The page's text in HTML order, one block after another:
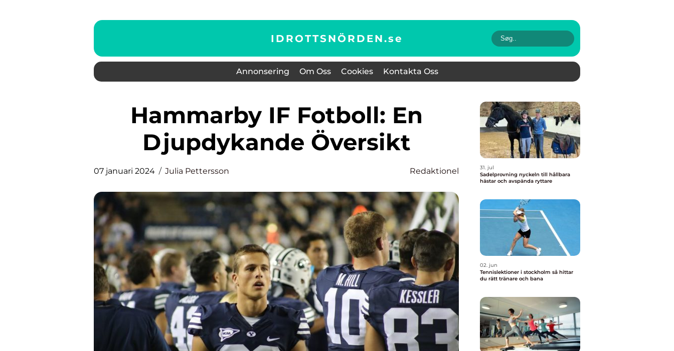
IDROTTSNÖRDEN.se
Annonsering Om Oss Cookies Kontakta Oss
Hammarby IF Fotboll: En
Djupdykande Översikt
07 januari 2024 Julia Pettersson Redaktionel
31. jul
Sadelprovning nyckeln till hållbara
hästar och avspända ryttare
02. jun
Tennislektioner i stockholm så hittar
du rätt tränare och bana